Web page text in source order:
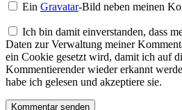
EinGravatar-Bild neben meinen
Ich bin damit einverstanden, dass
Daten zur Verwaltung meiner
ein Cookie gesetzt wird, damit ich auf
Kommentierender wieder erkannt
habe ich gelesen und akzeptiere sie.